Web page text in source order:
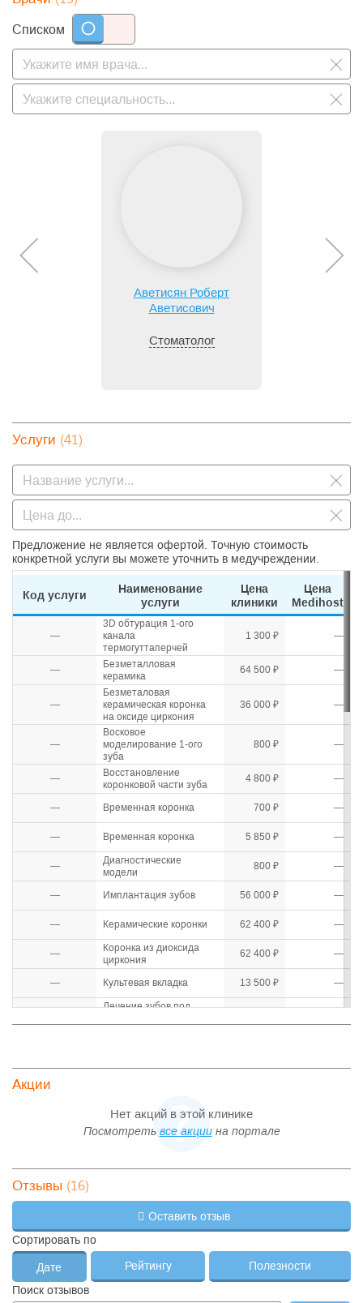
Списком
Аветисян Роберт
Аветисович
Стоматолог
Услуги (41)
Предложение не является офертой. Точную стоимость
конкретной услуги вы можете уточнить в медучреждении.
Код услуги
Наименование
услуги
Цена
клиники
Цена
Medihost
—
3D обтурация 1-ого
канала
термогуттаперчей
1 300 ₽ —
—
Безметалловая
керамика
64 500 ₽ —
—
Безметаловая
керамическая коронка
на оксиде циркония
36 000 ₽ —
—
Восковое
моделирование 1-ого
зуба
800 ₽ —
—
Восстановление
коронковой части зуба
4 800 ₽ —
— Временная коронка 700 ₽ —
— Временная коронка 5 850 ₽ —
—
Диагностические
модели
800 ₽ —
— Имплантация зубов 56 000 ₽ —
— Керамические коронки 62 400 ₽ —
—
Коронка из диоксида
циркония
62 400 ₽ —
— Культевая вкладка 13 500 ₽ —
Лечение зубов под
— Лечение кариеса 6 200 ₽ —
обработка 1-ого канала
Металлические брекеты 13 250 ₽
—
—
Металлокерамическая
коронка повышенной
—
Механическая и
медикаментозная
480 ₽ —
Акции
Нет акций в этой клинике
Посмотреть все акциина портале
Отзывы (16)
Оставить отзыв
Сортировать по
Дате Рейтингу
Полезности
Поиск отзывов